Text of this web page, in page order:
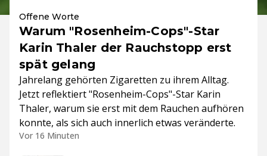
Offene Worte
Warum "Rosenheim-Cops"-Star
Karin Thaler der Rauchstopp erst
spät gelang
Jahrelang gehörten Zigaretten zu ihrem Alltag.
Jetzt reflektiert "Rosenheim-Cops"-Star Karin
Thaler, warum sie erst mit dem Rauchen aufhören
konnte, als sich auch innerlich etwas veränderte.
Vor 16 Minuten